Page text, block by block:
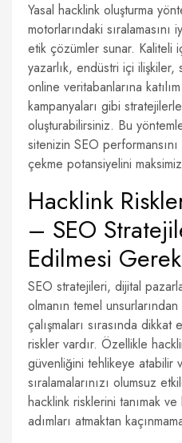
Yasal hacklink oluşturma
motorlarındaki
etik çözümler sunar. Kaliteli
yazarlık, endüstri içi ilişkiler,
online veritabanlarına
kampanyaları gibi
oluşturabilirsiniz. Bu
sitenizin SEO
çekme potansiyelini
Hacklink
– SEO
Edilmesi
SEO stratejileri, dijital
olmanın temel
çalışmaları sırasında
riskler vardır. Özellikle
güvenliğini tehlikeye atabilir
sıralamalarınızı olumsuz
hacklink risklerini tanımak
adımları atmaktan